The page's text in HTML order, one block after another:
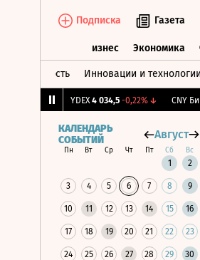
Подписка Газета
Бизнес Экономика
Инновации и технологии
YDEX 4 034,5 -0,22% ↓ CNY
КАЛЕНДАРЬ
СОБЫТИЙ
Август
Пн Вт Ср Чт Пт Сб Вс
1 2
3 4 5 6 7 8 9
10 11 12 13 14 15 16
17 18 19 20 21 22 23
24 25 26 27 28 29 30